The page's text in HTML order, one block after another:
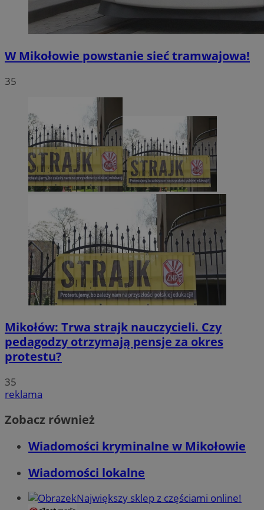
W Mikołowie powstanie sieć tramwajowa!
35
Mikołów: Trwa strajk nauczycieli. Czy
pedagodzy otrzymają pensje za okres
protestu?
35
reklama
Zobacz również
Wiadomości kryminalne w Mikołowie
Wiadomości lokalne
Największy sklep z częściami online!